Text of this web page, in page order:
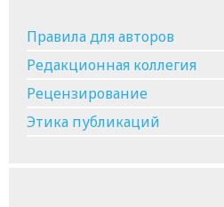
Правила для авторов
Редакционная коллегия
Рецензирование
Этика публикаций